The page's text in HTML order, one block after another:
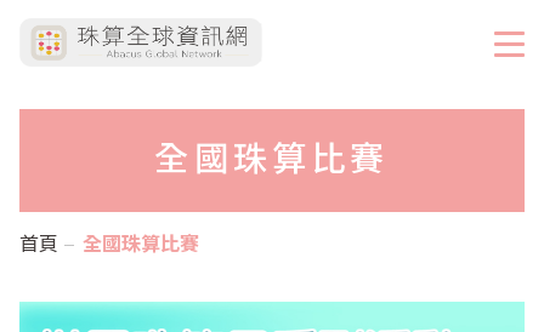
全國珠算比賽
首頁 全國珠算比賽